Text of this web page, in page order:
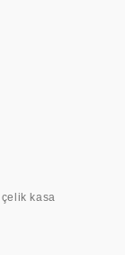
kasa